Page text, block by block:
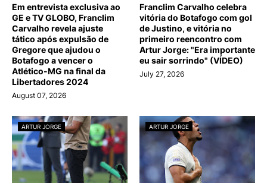
Em entrevista exclusiva ao
GE e TV GLOBO, Franclim
Carvalho revela ajuste
tático após expulsão de
Gregore que ajudou o
Botafogo a vencer o
Atlético-MG na final da
Libertadores 2024
August 07, 2026
Franclim Carvalho celebra
vitória do Botafogo com gol
de Justino, e vitória no
primeiro reencontro com
Artur Jorge: "Era importante
eu sair sorrindo" (VÍDEO)
July 27, 2026
ARTUR JORGE ARTUR JORGE